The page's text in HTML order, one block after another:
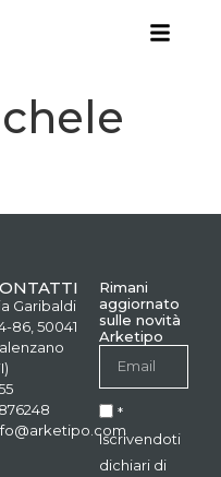
Garibaldi
86, 50041
Rimani
aggiornato
sulle novità
Arketipo
*
Iscrivendoti
dichiari di